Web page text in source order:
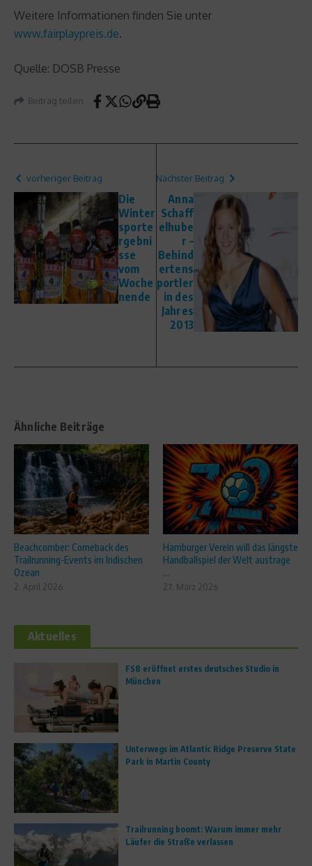
Weitere Informationen finden Sie unter
www.fairplaypreis.de.
Quelle: DOSB Presse
Beitrag teilen
vorheriger Beitrag
Die
Winter
sporte
rgebni
sse
vom
Woche
nende
Nächster Beitrag
Anna
Schaff
elhube
r –
Behind
ertens
portler
in des
Jahres
2013
Ähnliche Beiträge
Beachcomber: Comeback des
Trailrunning-Events im Indischen
Ozean
2. April 2026
Hamburger Verein will das längste
Handballspiel der Welt austrage
...
27. März 2026
Aktuelles
FS8 eröffnet erstes deutsches Studio in
München
Unterwegs im Atlantic Ridge Preserve State
Park in Martin County
Trailrunning boomt: Warum immer mehr
Läufer die Straße verlassen